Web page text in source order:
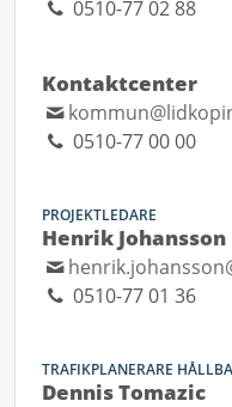
0510-77 02 88
Kontaktcenter
0510-77 00 00
PROJEKTLEDARE
Henrik Johansson
0510-77 01 36
TRAFIKPLANERARE
Dennis Tomazic